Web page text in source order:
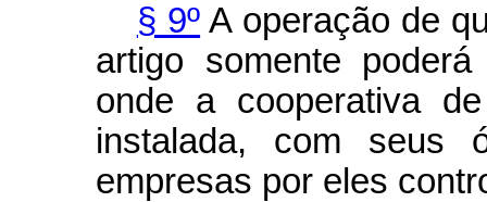
§ 9º A operação de
artigo somente
onde a cooperativa
instalada, com seus
empresas por eles